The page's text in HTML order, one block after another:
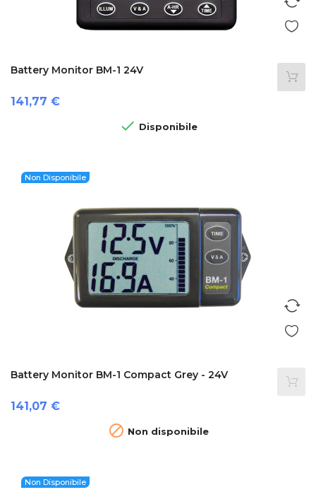
Battery Monitor BM-1 24V
Prezzo
141,77 €
 Disponibile
Non Disponibile
Battery Monitor BM-1 Compact Grey - 24V
Prezzo
141,07 €
 Non disponibile
Non Disponibile